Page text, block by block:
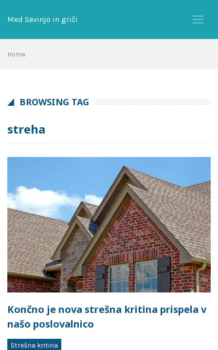
Med Savinjo in griči
Home
BROWSING TAG
streha
Končno je nova strešna kritina prispela v
našo poslovalnico
Strešna kritina